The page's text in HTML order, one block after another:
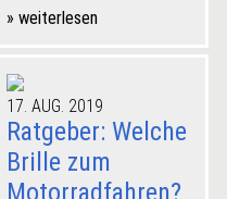
» weiterlesen
17. AUG. 2019
Ratgeber: Welche
Brille zum
Motorradfahren?